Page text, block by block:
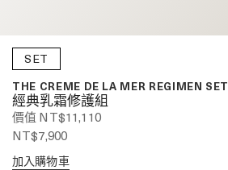
SET
THE CREME DE LA MER REGIMEN SET
經典乳霜修護組
價值 NT$11,110
NT$7,900
加入購物車